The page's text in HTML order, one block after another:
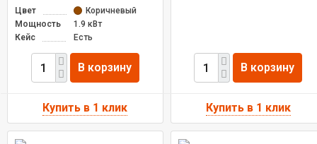
Цвет
Коричневый
Мощность
1.9 кВт
Кейс
Есть
В корзину В корзину